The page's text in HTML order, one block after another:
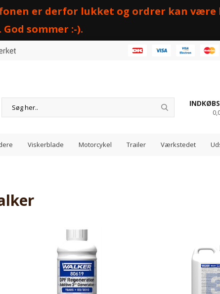
er derfor lukket og ordrer kan
sommer :-).
Viskerblade Motorcykel Trailer Værkstedet